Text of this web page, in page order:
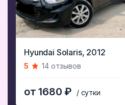
Hyundai Solaris, 2012
5 14 отзывов
от 1680 ₽ / сутки